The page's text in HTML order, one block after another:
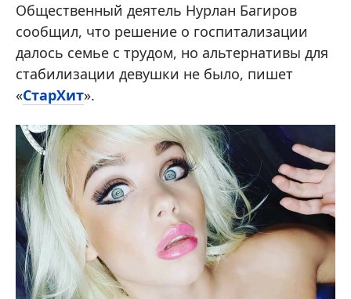
Общественный деятель Нурлан Багиров
сообщил, что решение о госпитализации
далось семье с трудом, но альтернативы для
стабилизации девушки не было, пишет
«СтарХит».